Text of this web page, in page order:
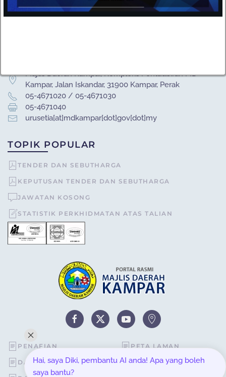
HUBUNGI
Majlis Daerah Kampar, Kompleks Pentadbiran MD
Kampar, Jalan Iskandar, 31900 Kampar, Perak
05-4671020 / 05-4671030
05-4671040
urusetia[at]mdkampar[dot]gov[dot]my
TOPIK POPULAR
TENDER DAN SEBUTHARGA
KEPUTUSAN TENDER DAN SEBUTHARGA
JAWATAN KOSONG
STATISTIK PERKHIDMATAN ATAS TALIAN
PENAFIAN
DASAR KESELAMATAN
PETA LAMAN
STATISTIK PELAWAT
Hai, saya Diki, pembantu AI anda! Apa yang boleh
saya bantu?